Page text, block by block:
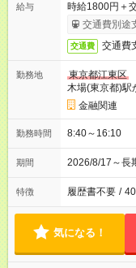
給与
時給1800円＋
交通費別途
交通費 交通費
勤務地
東京都江東区
木場(東京都)駅
金融関連
勤務時間 8:40～16:10
期間 2026/8/17～
特徴 履歴書不要 /
気になる！